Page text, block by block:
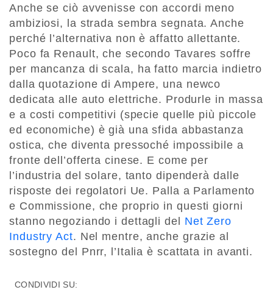
Anche se ciò avvenisse con accordi meno
ambiziosi, la strada sembra segnata. Anche
perché l’alternativa non è affatto allettante.
Poco fa Renault, che secondo Tavares soffre
per mancanza di scala, ha fatto marcia indietro
dalla quotazione di Ampere, una newco
dedicata alle auto elettriche. Produrle in massa
e a costi competitivi (specie quelle più piccole
ed economiche) è già una sfida abbastanza
ostica, che diventa pressoché impossibile a
fronte dell’offerta cinese. E come per
l’industria del solare, tanto dipenderà dalle
risposte dei regolatori Ue. Palla a Parlamento
e Commissione, che proprio in questi giorni
stanno negoziando i dettagli del Net Zero
Industry Act. Nel mentre, anche grazie al
sostegno del Pnrr, l’Italia è scattata in avanti.
CONDIVIDI SU: